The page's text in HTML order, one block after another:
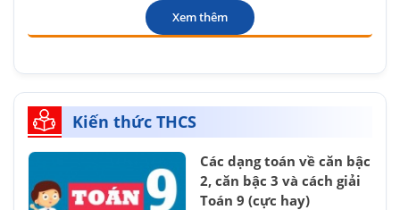
Xem thêm
Kiến thức THCS
Các dạng toán về căn bậc
2, căn bậc 3 và cách giải
Toán 9 (cực hay)